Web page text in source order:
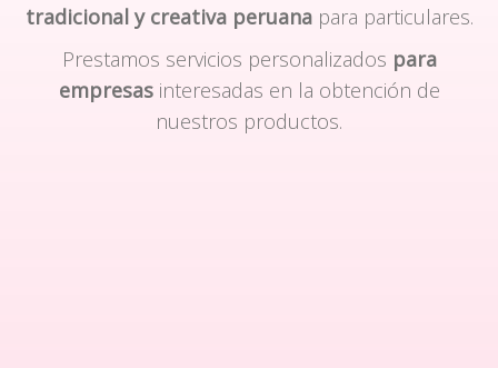
tradicional y creativa peruanapara particulares.
Prestamos servicios personalizados para
empresasinteresadas en la obtención de
nuestros productos.